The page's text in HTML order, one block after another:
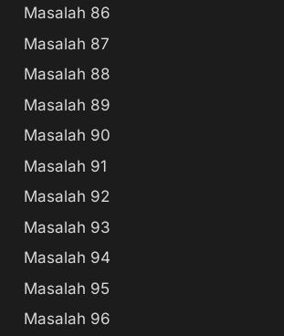
Masalah 86
Masalah 87
Masalah 88
Masalah 89
Masalah 90
Masalah 91
Masalah 92
Masalah 93
Masalah 94
Masalah 95
Masalah 96